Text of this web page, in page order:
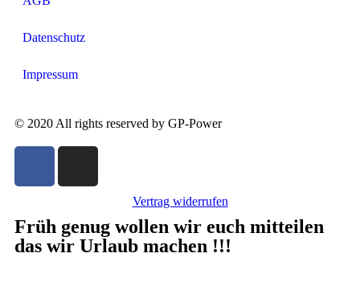
Datenschutz
Impressum
© 2020 All rights reserved by GP-Power
Vertrag widerrufen
Früh genug wollen wir euch mitteilen
das wir Urlaub machen !!!